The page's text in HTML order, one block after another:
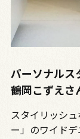
パーソナルス
鶴岡こずえさ
スタイリッシ
ー」のワイド